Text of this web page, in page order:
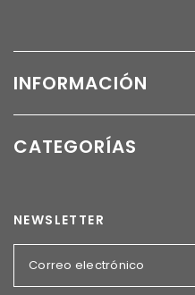
INFORMACIÓN
CATEGORÍAS
NEWSLETTER
Correo electrónico